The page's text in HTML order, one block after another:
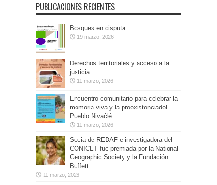
PUBLICACIONES RECIENTES
Bosques en disputa.
19 marzo, 2026
Derechos territoriales y acceso a la
justicia
11 marzo, 2026
Encuentro comunitario para celebrar la
memoria viva y la preexistenciadel
Pueblo Nivaĉlé.
11 marzo, 2026
Socia de REDAF e investigadora del
CONICET fue premiada por la National
Geographic Society y la Fundación
Buffett
11 marzo, 2026